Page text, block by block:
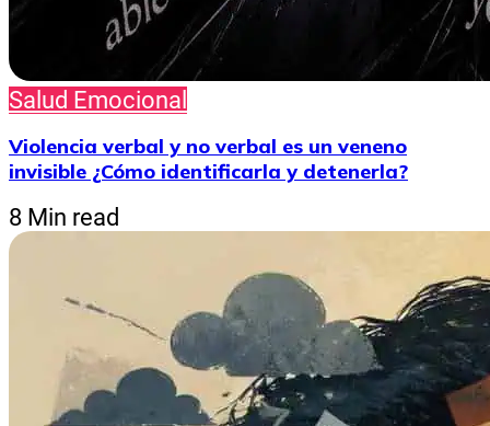
Salud Emocional
Violencia verbal y no verbal es un veneno
invisible ¿Cómo identificarla y detenerla?
8 Min read